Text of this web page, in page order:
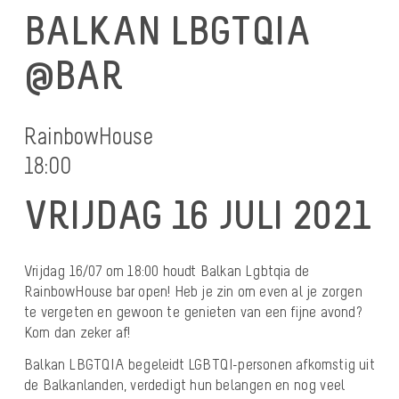
BALKAN LBGTQIA
@BAR
RainbowHouse
18:00
VRIJDAG 16 JULI 2021
Vrijdag 16/07 om 18:00 houdt Balkan Lgbtqia de
RainbowHouse bar open! Heb je zin om even al je zorgen
te vergeten en gewoon te genieten van een fijne avond?
Kom dan zeker af!
Balkan LBGTQIA begeleidt LGBTQI-personen afkomstig uit
de Balkanlanden, verdedigt hun belangen en nog veel